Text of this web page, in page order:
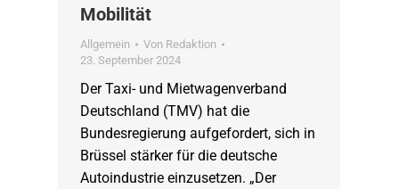
Mobilität
Allgemein Von Redaktion
23. September 2024
Der Taxi- und Mietwagenverband
Deutschland (TMV) hat die
Bundesregierung aufgefordert, sich in
Brüssel stärker für die deutsche
Autoindustrie einzusetzen. „Der